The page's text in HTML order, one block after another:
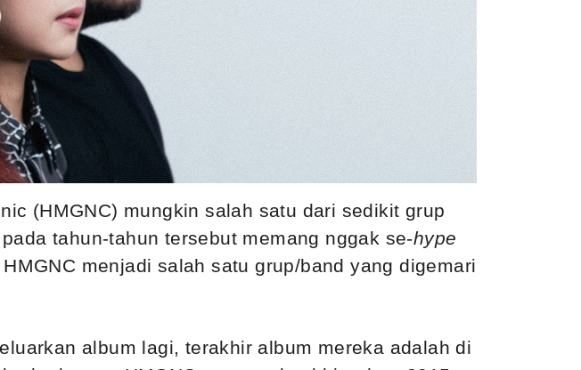
(HMGNC) mungkin salah satu dari sedikit grup
tahun-tahun tersebut memang nggak se-hype
menjadi salah satu grup/band yang digemari
album lagi, terakhir album mereka adalah di